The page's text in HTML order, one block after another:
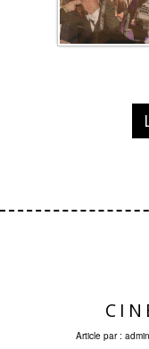
Article par :